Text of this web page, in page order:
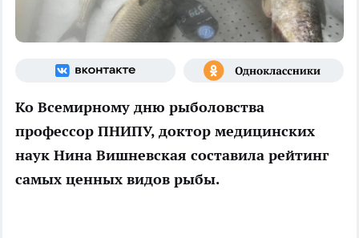
Ко Всемирному дню рыболовства
профессор ПНИПУ, доктор медицинских
наук Нина Вишневская составила рейтинг
самых ценных видов рыбы.